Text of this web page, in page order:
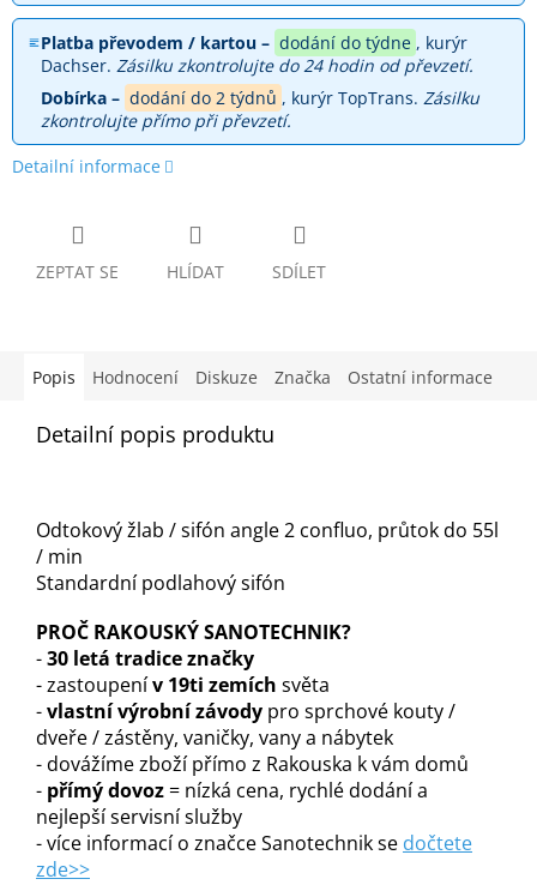
Platba převodem / kartou – dodání do týdne , kurýr
Dachser. Zásilku zkontrolujte do 24 hodin od převzetí.
Dobírka – dodání do 2 týdnů , kurýr TopTrans. Zásilku
zkontrolujte přímo při převzetí.
Detailní informace
ZEPTAT SE HLÍDAT SDÍLET
Popis Hodnocení Diskuze Značka Ostatní informace
Detailní popis produktu
Odtokový žlab / sifón angle 2 confluo, průtok do 55l
/ min
Standardní podlahový sifón
PROČ RAKOUSKÝ SANOTECHNIK?
-30 letá tradice značky
- zastoupenív 19ti zemích světa
-vlastní výrobní závody pro sprchové kouty /
dveře / zástěny, vaničky, vany a nábytek
- dovážíme zboží přímo z Rakouska k vám domů
- přímý dovoz= nízká cena, rychlé dodání a
nejlepší servisní služby
- více informací o značce Sanotechnik se dočtete
zde>>